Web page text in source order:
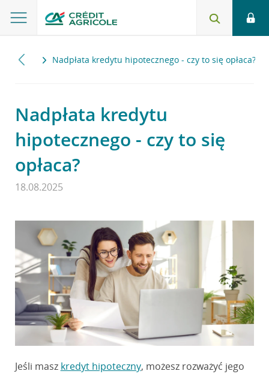
2025 Nadpłata kredytu hipotecznego - czy to się opłaca?
Nadpłata kredytu
hipotecznego - czy to się
opłaca?
18.08.2025
Jeśli masz kredyt hipoteczny, możesz rozważyć jego